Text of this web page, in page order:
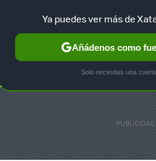
SELECCIÓN GAMING HOME
Ya puedes ver más de
Añádenos como
Solo necesitas una